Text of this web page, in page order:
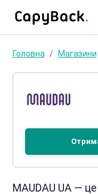
Головна Магазини
MAUDAU UA —